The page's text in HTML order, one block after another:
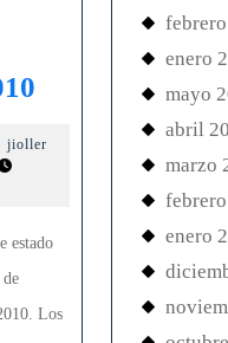
Informacion
de
búsquedas
SharePoint
jioller
estado
Los
enero
mayo
abril
marzo
enero